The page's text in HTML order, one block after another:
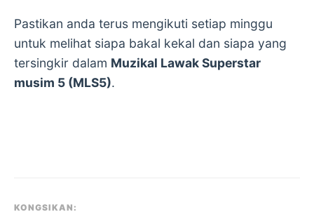
Pastikan anda terus mengikuti setiap minggu
untuk melihat siapa bakal kekal dan siapa yang
tersingkir dalam Muzikal Lawak Superstar
musim 5 (MLS5).
KONGSIKAN: